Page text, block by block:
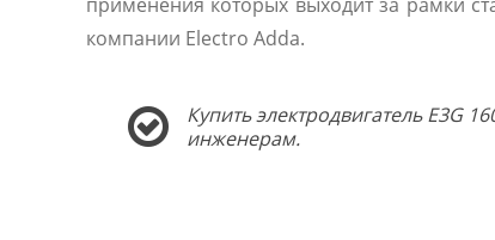
компании Electro Adda.
Купить электродвигатель E3G
инженерам.